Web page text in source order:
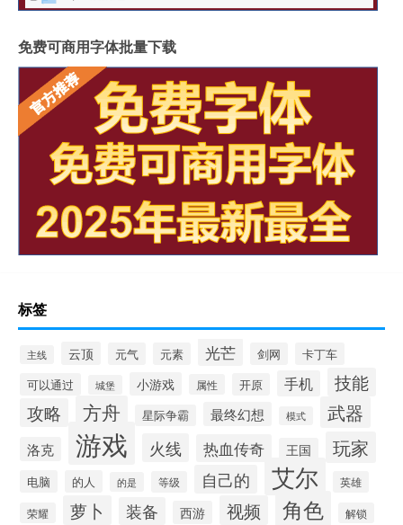
免费可商用字体批量下载
标签
主线 云顶 元气 元素 光芒 剑网
卡丁车
可以通过
城堡 小游戏 属性 开原 手机
技能
攻略
方舟 星际争霸 最终幻想 模式 武器
洛克 游戏 火线 热血传奇 王国 玩家
电脑 的人 的是 等级 自己的 艾尔 英雄
荣耀 萝卜 装备 西游 视频 角色 解锁